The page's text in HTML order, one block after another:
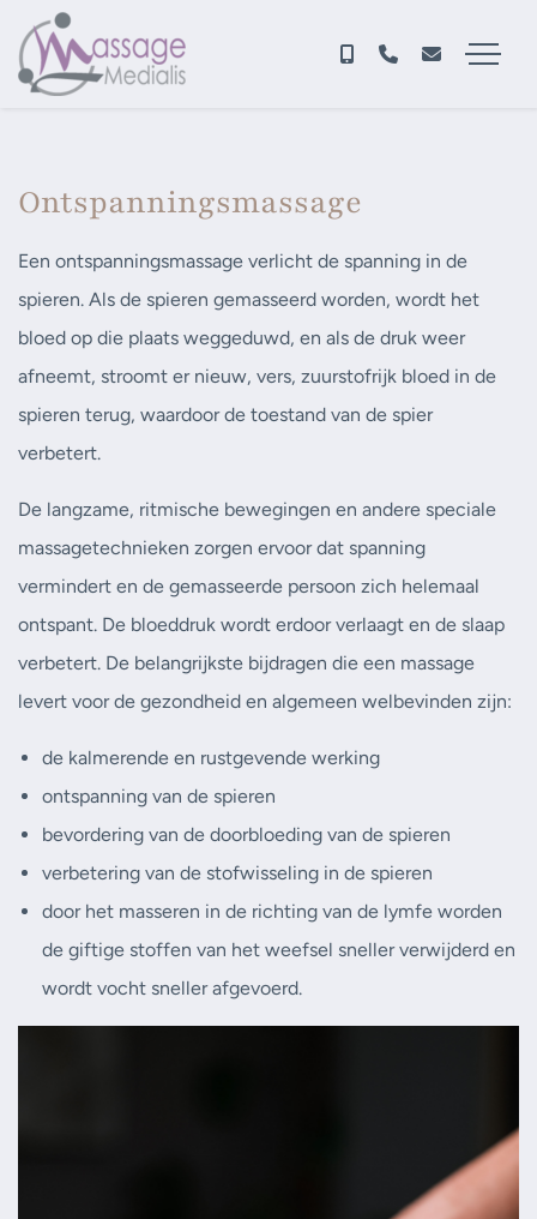
Ontspanningsmassage
Een ontspanningsmassage verlicht de spanning in de
spieren. Als de spieren gemasseerd worden, wordt het
bloed op die plaats weggeduwd, en als de druk weer
afneemt, stroomt er nieuw, vers, zuurstofrijk bloed in de
spieren terug, waardoor de toestand van de spier
verbetert.
De langzame, ritmische bewegingen en andere speciale
massagetechnieken zorgen ervoor dat spanning
vermindert en de gemasseerde persoon zich helemaal
ontspant. De bloeddruk wordt erdoor verlaagt en de slaap
verbetert. De belangrijkste bijdragen die een massage
levert voor de gezondheid en algemeen welbevinden zijn:
de kalmerende en rustgevende werking
ontspanning van de spieren
bevordering van de doorbloeding van de spieren
verbetering van de stofwisseling in de spieren
door het masseren in de richting van de lymfe worden
de giftige stoffen van het weefsel sneller verwijderd en
wordt vocht sneller afgevoerd.